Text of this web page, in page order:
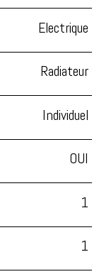
Electrique
Radiateur
Individuel
OUI
1
1